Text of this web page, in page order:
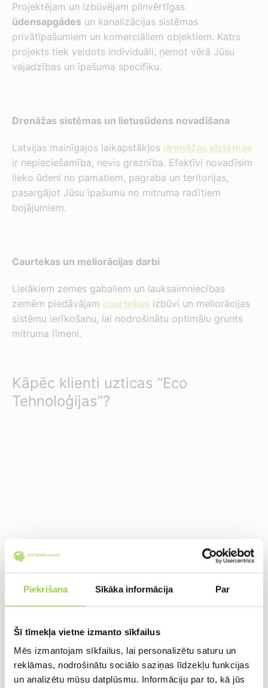
Piekrišana Sīkāka informācija Par
Šī tīmekļa vietne izmanto sīkfailus
Mēs izmantojam sīkfailus, lai personalizētu saturu un
reklāmas, nodrošinātu sociālo saziņas līdzekļu funkcijas
un analizētu mūsu datplūsmu. Informāciju par to, kā jūs
Projektējam un izbūvējam pilnvērtīgas
ūdensapgādes un kanalizācijas sistēmas
privātīpašumiem un komerciāliem objektiem. Katrs
projekts tiek veidots individuāli, ņemot vērā Jūsu
vajadzības un īpašuma specifiku.
Drenāžas sistēmas un lietusūdens novadīšana
Latvijas mainīgajos laikapstākļos drenāžas sistēmas
ir nepieciešamība, nevis greznība. Efektīvi novadīsim
lieko ūdeni no pamatiem, pagraba un teritorijas,
pasargājot Jūsu īpašumu no mitruma radītiem
bojājumiem.
Caurtekas un meliorācijas darbi
Lielākiem zemes gabaliem un lauksaimniecības
zemēm piedāvājam caurtekas izbūvi un meliorācijas
sistēmu ierīkošanu, lai nodrošinātu optimālu grunts
mitruma līmeni.
Kāpēc klienti uzticas “Eco
Tehnoloģijas”?
Mūsu ceļš sākās pirms vairāk nekā 10 gadiem kā
nelielai entuziastu grupai. Šodien mēs esam zinošu
speciālistu komanda, kas lepojas ar katru pabeigto